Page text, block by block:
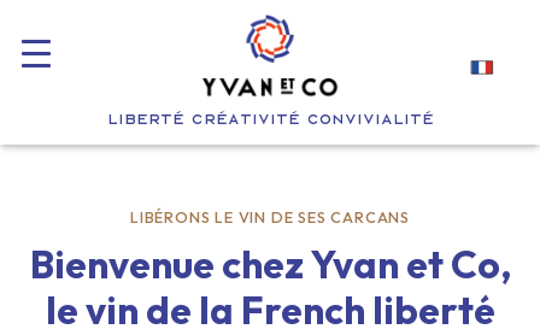
LIBERTÉ CRÉATIVITÉ CONVIVIALITÉ
LIBÉRONS LE VIN DE SES CARCANS
Bienvenue chez Yvan et Co,
le vin de la French liberté